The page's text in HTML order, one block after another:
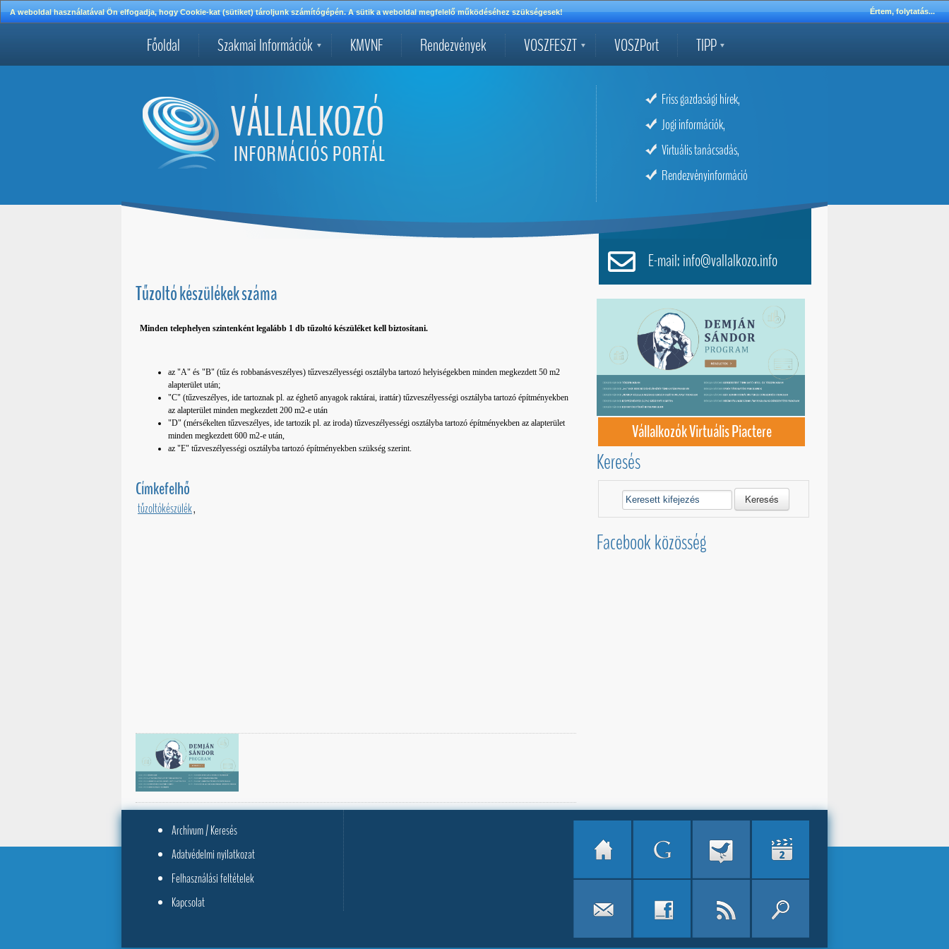
A weboldal használatával Ön elfogadja, hogy Cookie-kat (sütiket) tároljunk számítógépén. A sütik a weboldal megfelelő működéséhez szükségesek! Értem, folytatás...
Főoldal Szakmai Információk KMVNF Rendezvények VOSZFESZT VOSZPort TIPP
Friss gazdasági hírek,
Jogi információk,
Virtuális tanácsadás,
Rendezvényinformáció
Tűzoltó készülékek száma
Minden telephelyen szintenként legalább 1 db tűzoltó készüléket kell biztosítani.
az "A" és "B" (tűz és robbanásveszélyes) tűzveszélyességi osztályba tartozó helyiségekben minden megkezdett 50 m2
alapterület után;
"C" (tűzveszélyes, ide tartoznak pl. az éghető anyagok raktárai, irattár) tűzveszélyességi osztályba tartozó építményekben
az alapterület minden megkezdett 200 m2-e után
"D" (mérsékelten tűzveszélyes, ide tartozik pl. az iroda) tűzveszélyességi osztályba tartozó építményekben az alapterület
minden megkezdett 600 m2-e után,
az "E" tűzveszélyességi osztályba tartozó építményekben szükség szerint.
Címkefelhő
tűzoltókészülék,
E-mail: info@vallalkozo.info
Vállalkozók Virtuális Piactere
Keresés
Keresés
Facebook közösség
Archívum / Keresés
Adatvédelmi nyilatkozat
Felhasználási feltételek
Kapcsolat